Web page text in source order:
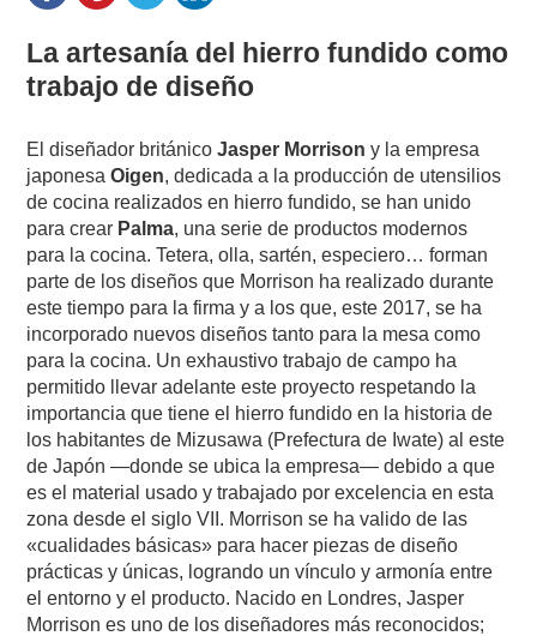
La artesanía del hierro fundido como
trabajo de diseño
El diseñador británicoJasper Morrison y la empresa
japonesaOigen, dedicada a la producción de utensilios
de cocina realizados en hierro fundido, se han unido
para crear Palma, una serie de productos modernos
para la cocina. Tetera, olla, sartén, especiero… forman
parte de los diseños que Morrison ha realizado durante
este tiempo para la firma y a los que, este 2017, se ha
incorporado nuevos diseños tanto para la mesa como
para la cocina. Un exhaustivo trabajo de campo ha
permitido llevar adelante este proyecto respetando la
importancia que tiene el hierro fundido en la historia de
los habitantes de Mizusawa (Prefectura de Iwate) al este
de Japón —donde se ubica la empresa— debido a que
es el material usado y trabajado por excelencia en esta
zona desde el siglo VII. Morrison se ha valido de las
«cualidades básicas» para hacer piezas de diseño
prácticas y únicas, logrando un vínculo y armonía entre
el entorno y el producto. Nacido en Londres, Jasper
Morrison es uno de los diseñadores más reconocidos;